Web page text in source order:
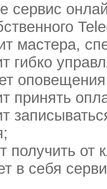
сервис
мастера,
гибко
оповещения
принять
от
в себя